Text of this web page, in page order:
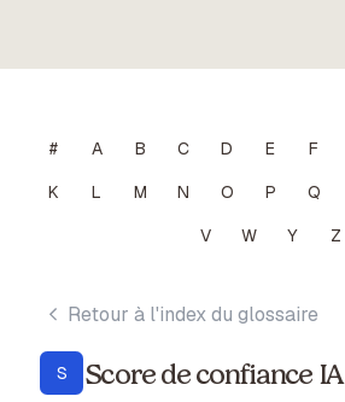
# A B C D E F
K
L M N O P Q
V
W Y Z
Retour à l'index du glossaire
S Score de confiance IA